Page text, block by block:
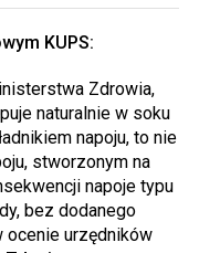
KUPS:
Zdrowia,
naturalnie w soku
napoju, to nie
stworzonym na
napoje typu
bez dodanego
ocenie urzędników